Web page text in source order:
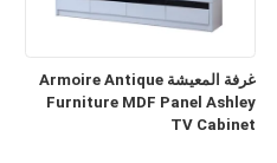
غرفة المعيشة Armoire Antique
Furniture MDF Panel Ashley
TV Cabinet